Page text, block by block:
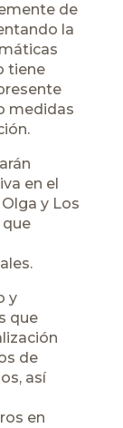
de
la
tiene
medidas
en el
y Los
y
que
de
así
en